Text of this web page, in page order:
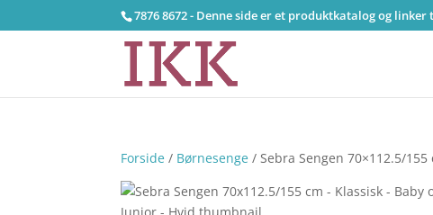
7876 8672 - Denne side er et produktkatalog og
Forside / Børnesenge / Sebra Sengen 70×112.5/155